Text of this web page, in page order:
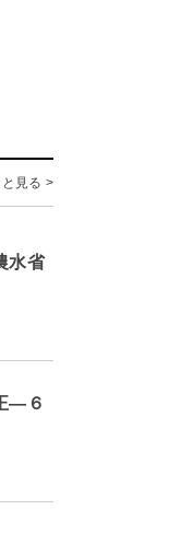
と見る >
水省
―６